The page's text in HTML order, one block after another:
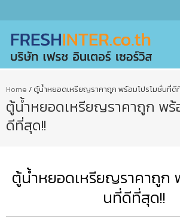
Home / ตู้น้ำหยอดเหรียญราคาถูก พร้อมโปรโมชั่นที่ดี
ตู้น้ำหยอดเหรียญราคาถูก พร้
ดีที่สุด!!
ตู้น้ำหยอดเหรียญราคาถูก
นที่ดีที่สุด!!